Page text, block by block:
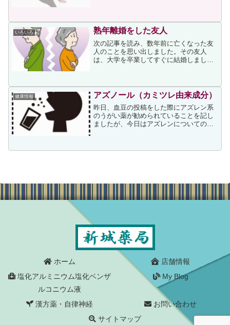
も見たのですが、ボールを投げた際に少
しよろけたように見え、そ...
いろいろ 熟年離婚をした友人
次の記事を読み、数年前に亡くなった友
人のことを思い出しました。その友人
は、大学を卒業してすぐに結婚しまし
ため、彼女も嫁いでからは名古...
健康情報 アズノール（カミツレ由来成分）
昨日、血豆の投稿をした際にアズレン系
のうがい薬が勧められていることを記し
ましたが、今日はアズレンについての情
ズノールがありますが、アズノールは、
ホーム
店舗情報
塩化アルミニウム塩化ベンザ
ルコニウム液
My Blog
漢方薬・自律神経
お問い合わせ
サイトマップ